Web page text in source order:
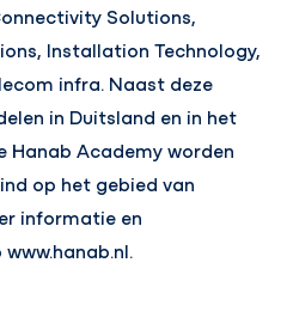
Solutions,
Installation Technology,
infra. Naast deze
in Duitsland en in het
Hanab Academy worden
op het gebied van
informatie en